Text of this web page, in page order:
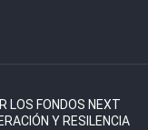
LOS FONDOS NEXT
Y RESILENCIA